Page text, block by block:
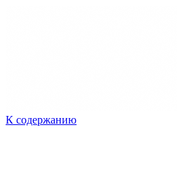
К содержанию